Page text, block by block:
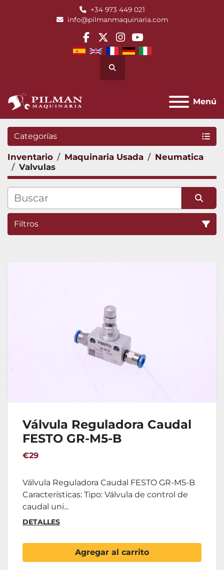
+34 973 449 021
info@pilmanmaquinaria.com
facebook
twitterinstagram
youtube
Buscar
Menú
Categorías
Inventario Maquinaria Usada
Neumatica
Valvulas
Filtros
Válvula Reguladora Caudal
FESTO GR-M5-B
€29
Válvula Reguladora Caudal FESTO GR-M5-B
Características: Tipo: Válvula de control de
caudal uni...
DETALLES
Agregar al carrito